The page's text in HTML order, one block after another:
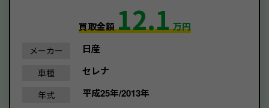
買取金額12.1万円
メーカー 日産
車種 セレナ
年式 平成25年/2013年